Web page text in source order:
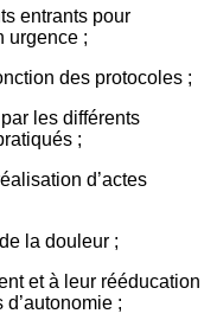
entrants pour
urgence ;
des protocoles ;
les différents
;
d’actes
la douleur ;
et à leur rééducation
;